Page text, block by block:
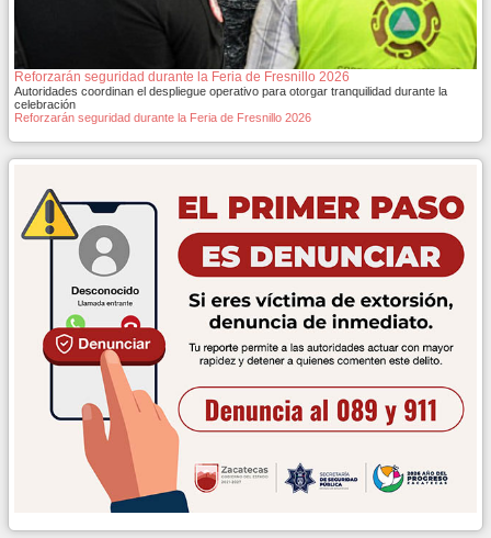
Reforzarán seguridad durante la Feria de Fresnillo 2026
Autoridades coordinan el despliegue operativo para otorgar tranquilidad durante la
celebración
Reforzarán seguridad durante la Feria de Fresnillo 2026